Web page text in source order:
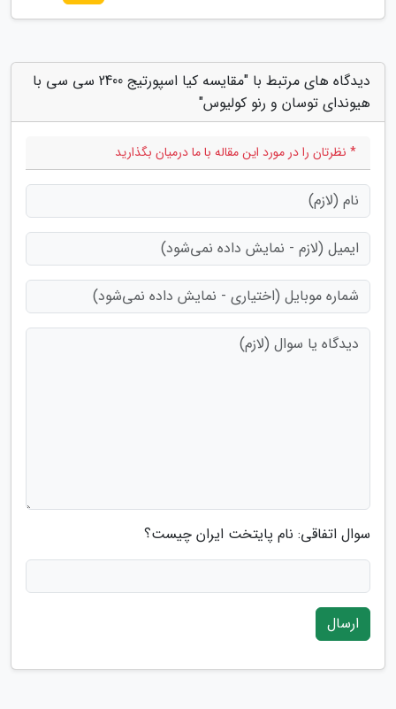
دیدگاه های مرتبط با "مقایسه کیا اسپورتیج 2400 سی سی با
هیوندای توسان و رنو کولیوس"
* نظرتان را در مورد این مقاله با ما درمیان بگذارید
سوال اتفاقی: نام پایتخت ایران چیست؟
ارسال